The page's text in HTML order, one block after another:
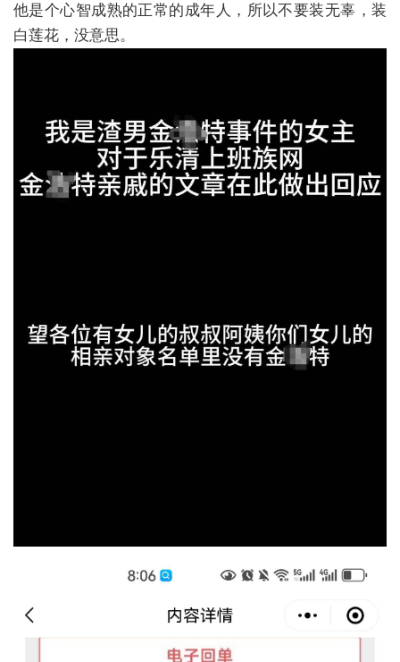
他是个心智成熟的正常的成年人，所以不要装无辜，装
白莲花，没意思。